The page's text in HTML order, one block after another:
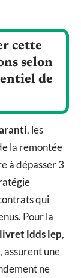
cette
selon
de
, les
la remontée
à dépasser 3
qui
Pour la
livret ldds lep,
, assurent une
ne